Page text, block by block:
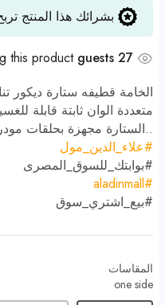
بشرائك هذا المنتج
27 guests
this product
الخامة قطيفه ستارة ديكور
متعددة الوان ثابتة قابلة
..الستارة مجهزة بحلقات مودرن
#علاء_الدين_مول
#بوابتك_للسوق_المصرى
#aladinmall
#بيع_اشتري_سوق
المقاسات